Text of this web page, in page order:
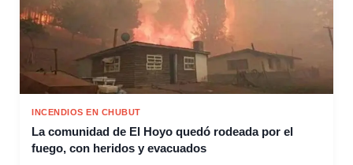
INCENDIOS EN CHUBUT
La comunidad de El Hoyo quedó rodeada por el
fuego, con heridos y evacuados